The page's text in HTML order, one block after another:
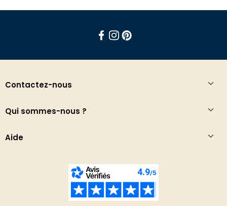
Contactez-nous
Qui sommes-nous ?
Aide